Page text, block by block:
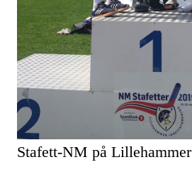
Stafett-NM på Lillehammer